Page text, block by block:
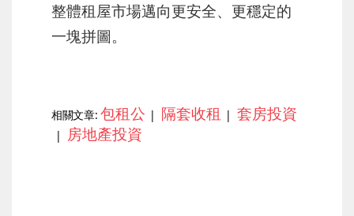
整體租屋市場邁向更安全、更穩定的
一塊拼圖。
相關文章:包租公 | 隔套收租 | 套房投資
| 房地產投資